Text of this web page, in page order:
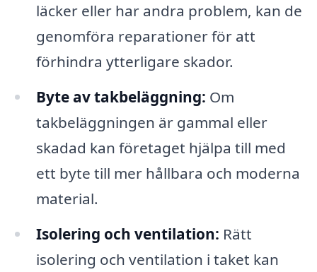
läcker eller har andra problem, kan de
genomföra reparationer för att
förhindra ytterligare skador.
Byte av takbeläggning: Om
takbeläggningen är gammal eller
skadad kan företaget hjälpa till med
ett byte till mer hållbara och moderna
material.
Isolering och ventilation: Rätt
isolering och ventilation i taket kan